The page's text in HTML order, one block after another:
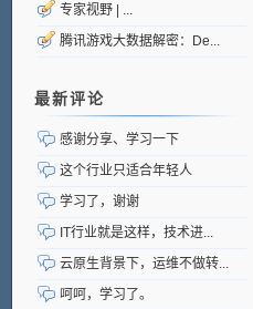
专家视野 | ...
腾讯游戏大数据解密：De...
最新评论
感谢分享、学习一下
这个行业只适合年轻人
学习了，谢谢
IT行业就是这样，技术进...
云原生背景下，运维不做转...
呵呵，学习了。